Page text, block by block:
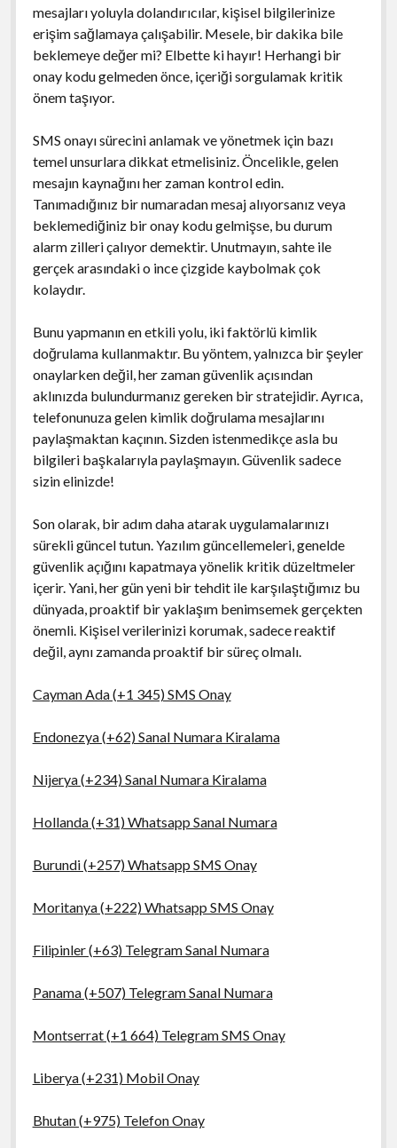
mesajları yoluyla dolandırıcılar, kişisel bilgilerinize
erişim sağlamaya çalışabilir. Mesele, bir dakika bile
beklemeye değer mi? Elbette ki hayır! Herhangi bir
onay kodu gelmeden önce, içeriği sorgulamak kritik
önem taşıyor.
SMS onayı sürecini anlamak ve yönetmek için bazı
temel unsurlara dikkat etmelisiniz. Öncelikle, gelen
mesajın kaynağını her zaman kontrol edin.
Tanımadığınız bir numaradan mesaj alıyorsanız veya
beklemediğiniz bir onay kodu gelmişse, bu durum
alarm zilleri çalıyor demektir. Unutmayın, sahte ile
gerçek arasındaki o ince çizgide kaybolmak çok
kolaydır.
Bunu yapmanın en etkili yolu, iki faktörlü kimlik
doğrulama kullanmaktır. Bu yöntem, yalnızca bir şeyler
onaylarken değil, her zaman güvenlik açısından
aklınızda bulundurmanız gereken bir stratejidir. Ayrıca,
telefonunuza gelen kimlik doğrulama mesajlarını
paylaşmaktan kaçının. Sizden istenmedikçe asla bu
bilgileri başkalarıyla paylaşmayın. Güvenlik sadece
sizin elinizde!
Son olarak, bir adım daha atarak uygulamalarınızı
sürekli güncel tutun. Yazılım güncellemeleri, genelde
güvenlik açığını kapatmaya yönelik kritik düzeltmeler
içerir. Yani, her gün yeni bir tehdit ile karşılaştığımız bu
dünyada, proaktif bir yaklaşım benimsemek gerçekten
önemli. Kişisel verilerinizi korumak, sadece reaktif
değil, aynı zamanda proaktif bir süreç olmalı.
Cayman Ada (+1 345) SMS Onay
Endonezya (+62) Sanal Numara Kiralama
Nijerya (+234) Sanal Numara Kiralama
Hollanda (+31) Whatsapp Sanal Numara
Burundi (+257) Whatsapp SMS Onay
Moritanya (+222) Whatsapp SMS Onay
Filipinler (+63) Telegram Sanal Numara
Panama (+507) Telegram Sanal Numara
Montserrat (+1 664) Telegram SMS Onay
Liberya (+231) Mobil Onay
Bhutan (+975) Telefon Onay